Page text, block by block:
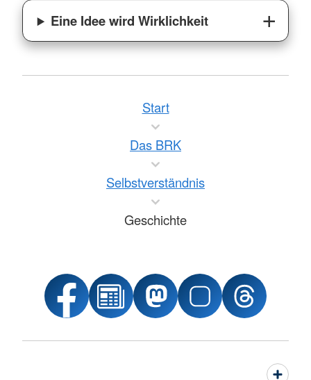
Eine Idee wird Wirklichkeit
Start
Das BRK
Selbstverständnis
Geschichte